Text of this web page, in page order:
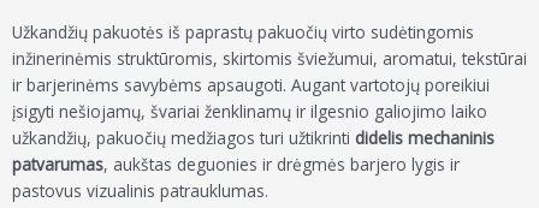
Užkandžių pakuotės iš paprastų pakuočių virto sudėtingomis
inžinerinėmis struktūromis, skirtomis šviežumui, aromatui, tekstūrai
ir barjerinėms savybėms apsaugoti. Augant vartotojų poreikiui
įsigyti nešiojamų, švariai ženklinamų ir ilgesnio galiojimo laiko
užkandžių, pakuočių medžiagos turi užtikrinti didelis mechaninis
patvarumas, aukštas deguonies ir drėgmės barjero lygis ir
pastovus vizualinis patrauklumas.